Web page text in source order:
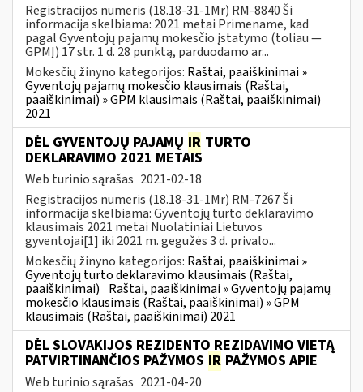
Registracijos numeris (18.18-31-1Mr) RM-8840 Ši
informacija skelbiama: 2021 metai Primename, kad
pagal Gyventojų pajamų mokesčio įstatymo (toliau —
GPMĮ) 17 str. 1 d. 28 punktą, parduodamo ar...
Mokesčių žinyno kategorijos: Raštai, paaiškinimai »
Gyventojų pajamų mokesčio klausimais (Raštai,
paaiškinimai) » GPM klausimais (Raštai, paaiškinimai)
2021
DĖL GYVENTOJŲ PAJAMŲ IR TURTO
DEKLARAVIMO 2021 METAIS
Web turinio sąrašas 2021-02-18
Registracijos numeris (18.18-31-1Mr) RM-7267 Ši
informacija skelbiama: Gyventojų turto deklaravimo
klausimais 2021 metai Nuolatiniai Lietuvos
gyventojai[1] iki 2021 m. gegužės 3 d. privalo...
Mokesčių žinyno kategorijos: Raštai, paaiškinimai »
Gyventojų turto deklaravimo klausimais (Raštai,
paaiškinimai) Raštai, paaiškinimai » Gyventojų pajamų
mokesčio klausimais (Raštai, paaiškinimai) » GPM
klausimais (Raštai, paaiškinimai) 2021
DĖL SLOVAKIJOS REZIDENTO REZIDAVIMO VIETĄ
PATVIRTINANČIOS PAŽYMOS IR PAŽYMOS APIE
Web turinio sąrašas 2021-04-20